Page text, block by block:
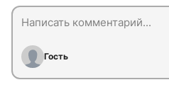
Гость